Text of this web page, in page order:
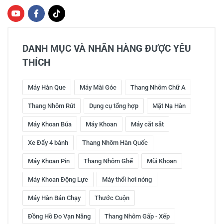
DANH MỤC VÀ NHÃN HÀNG ĐƯỢC YÊU
THÍCH
Máy Hàn Que Máy Mài Góc Thang Nhôm Chữ A
Thang Nhôm Rút Dụng cụ tổng hợp Mặt Nạ Hàn
Máy Khoan Búa Máy Khoan Máy cắt sắt
Xe Đẩy 4 bánh Thang Nhôm Hàn Quốc
Máy Khoan Pin Thang Nhôm Ghế Mũi Khoan
Máy Khoan Động Lực Máy thổi hơi nóng
Máy Hàn Bán Chạy Thước Cuộn
Đồng Hồ Đo Vạn Năng Thang Nhôm Gấp - Xếp